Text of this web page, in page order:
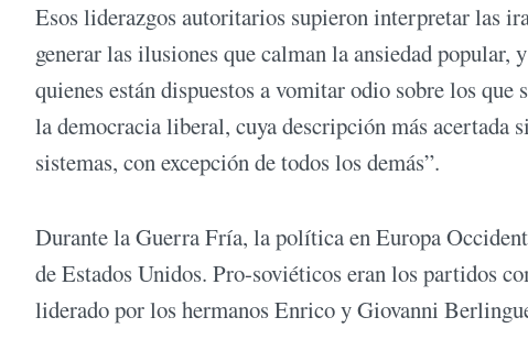
Esos liderazgos autoritarios supieron interpretar las
generar las ilusiones que calman la ansiedad
quienes están dispuestos a vomitar odio sobre los
la democracia liberal, cuya descripción más
sistemas, con excepción de todos los demás”.
Durante la Guerra Fría, la política en Europa
de Estados Unidos. Pro-soviéticos eran los partidos
liderado por los hermanos Enrico y Giovanni